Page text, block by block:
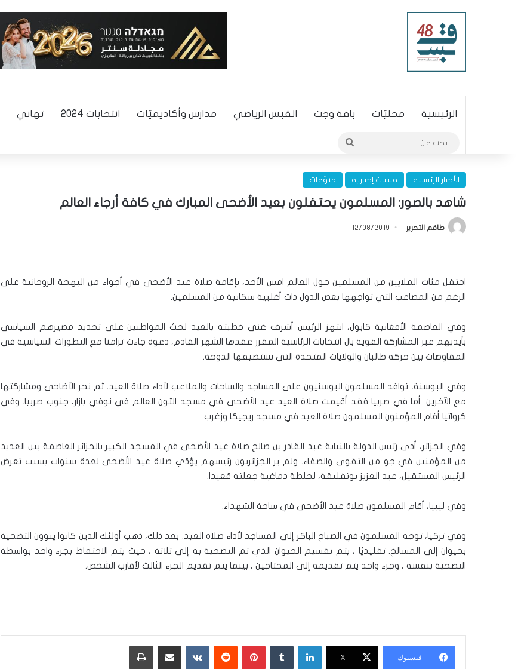
الرئيسية محليّات باقة وجت القبس الرياضي مدارس وأكاديميّات انتخابات 2024 تهاني
الأخبار الرئيسية قبسات إخبارية منوّعات
شاهد بالصور: المسلمون يحتفلون بعيد الأضحى المبارك في كافة أرجاء العالم
طاقم التحرير 12/08/2019
احتفل مئات الملايين من المسلمين حول العالم امس الأحد، بإقامة صلاة عيد الأضحى في أجواء من البهجة الروحانية على
الرغم من المصاعب التي تواجهها بعض الدول ذات أغلبية سكانية من المسلمين.
وفي العاصمة الأفغانية كابول، انتهز الرئيس أشرف غني خطبته بالعيد لحث المواطنين على تحديد مصيرهم السياسي
بأيديهم عبر المشاركة القوية بال انتخابات الرئاسية المقرر عقدها الشهر القادم، دعوة جاءت تزامنا مع التطورات السياسية في
المفاوضات بين حركة طالبان والولايات المتحدة التي تستضيفها الدوحة.
وفي البوسنة، توافد المسلمون البوسنيون على المساجد والساحات والملاعب لأداء صلاة العيد، ثم نحر الأضاحى ومشاركتها
مع الآخرين. أما في صربيا فقد أقيمت صلاة العيد عيد الأضحى في مسجد التون العالم في نوفي بازار، جنوب صربيا. وفي
كرواتيا أقام المؤمنون المسلمون صلاة العيد في مسجد ريجيكا وزغرب.
وفي الجزائر، أدى رئيس الدولة بالنيابة عبد القادر بن صالح صلاة عيد الأضحى في المسجد الكبير بالجزائر العاصمة بين العديد
من المؤمنين في جو من التقوى والصفاء. ولم ير الجزائريون رئيسهم يؤدّي صلاة عيد الأضحى لعدة سنوات بسبب تعرض
الرئيس المستقيل، عبد العزيز بوتفليقة، لجلطة دماغية جعلته قعيدا.
وفي ليبيا، أقام المسلمون صلاة عيد الأضحى في ساحة الشهداء.
وفي تركيا، توجه المسلمون في الصباح الباكر إلى المساجد لأداء صلاة العيد. بعد ذلك، ذهب أولئك الذين كانوا ينوون التضحية
بحيوان إلى المسالخ. تقليديًا ، يتم تقسيم الحيوان الذي تم التضحية به إلى ثلاثة ، حيث يتم الاحتفاظ بجزء واحد بواسطة
التضحية بنفسه ، وجزء واحد يتم تقديمه إلى المحتاجين ، بينما يتم تقديم الجزء الثالث لأقارب الشخص.
فيسبوك ‫X
لينكدإن بينتيريست ‏VKontakte